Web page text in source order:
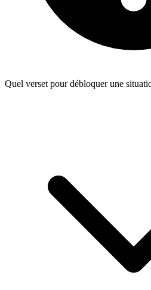
Quel verset pour débloquer une